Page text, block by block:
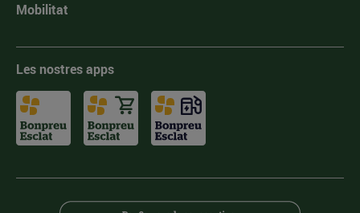
Mobilitat
Les nostres apps